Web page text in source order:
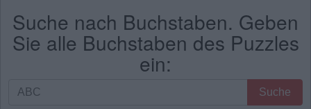
Suche nach Buchstaben. Geben
Sie alle Buchstaben des Puzzles
ein:
Suche
Suche